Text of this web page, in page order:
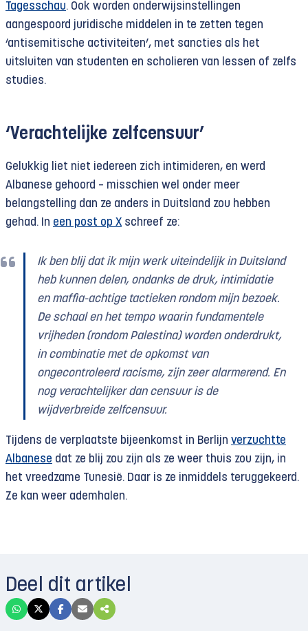
Tagesschau. Ook worden onderwijsinstellingen
aangespoord juridische middelen in te zetten tegen
‘antisemitische activiteiten’, met sancties als het
uitsluiten van studenten en scholieren van lessen of zelfs
studies.
‘Verachtelijke zelfcensuur’
Gelukkig liet niet iedereen zich intimideren, en werd
Albanese gehoord – misschien wel onder meer
belangstelling dan ze anders in Duitsland zou hebben
gehad. In een post op X schreef ze:
Ik ben blij dat ik mijn werk uiteindelijk in Duitsland
heb kunnen delen, ondanks de druk, intimidatie
en maffia-achtige tactieken rondom mijn bezoek.
De schaal en het tempo waarin fundamentele
vrijheden (rondom Palestina) worden onderdrukt,
in combinatie met de opkomst van
ongecontroleerd racisme, zijn zeer alarmerend. En
nog verachtelijker dan censuur is de
wijdverbreide zelfcensuur.
Tijdens de verplaatste bijeenkomst in Berlijn verzuchtte
Albanese dat ze blij zou zijn als ze weer thuis zou zijn, in
het vreedzame Tunesië. Daar is ze inmiddels teruggekeerd.
Ze kan weer ademhalen.
Deel dit artikel